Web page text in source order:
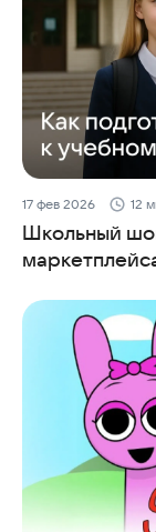
17 фев 2026 12
Школьный